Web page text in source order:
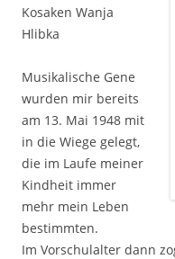
Kosaken Wanja
Hlibka
Musikalische Gene
wurden mir bereits
am 13. Mai 1948 mit
in die Wiege gelegt,
die im Laufe meiner
Kindheit immer
mehr mein Leben
bestimmten.
Im Vorschulalter dann